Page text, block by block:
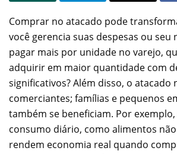
Comprar no atacado pode
você gerencia suas despesas ou seu
pagar mais por unidade no varejo,
adquirir em maior quantidade com
significativos? Além disso, o atacado
comerciantes; famílias e pequenos
também se beneficiam. Por
consumo diário, como alimentos
rendem economia real quando